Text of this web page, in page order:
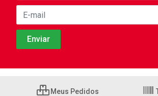
Meus Pedidos